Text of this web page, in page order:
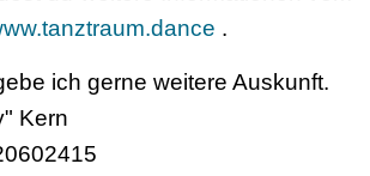
.
ich gerne weitere Auskunft.
Kern